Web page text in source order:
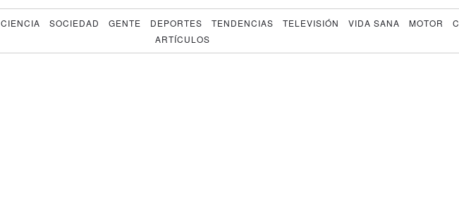
CIENCIA SOCIEDAD GENTE DEPORTES TENDENCIAS TELEVISIÓN VIDA SANA MOTOR
ARTÍCULOS